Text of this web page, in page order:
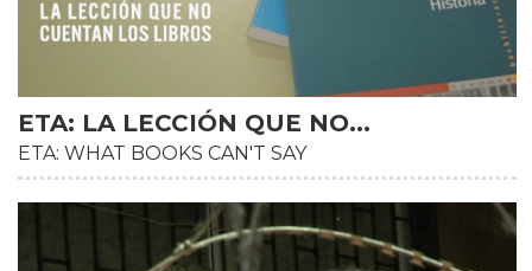
ETA: LA LECCIÓN QUE NO...
ETA: WHAT BOOKS CAN'T SAY